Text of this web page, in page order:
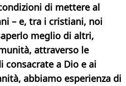
di mettere al
– e, tra i cristiani, noi
meglio di altri,
attraverso le
consacrate a Dio e ai
abbiamo esperienza di